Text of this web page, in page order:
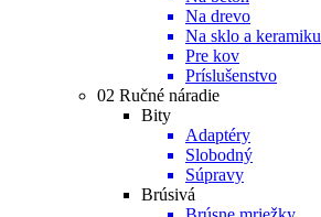
Na drevo
Na sklo a keramiku
Pre kov
Príslušenstvo
02 Ručné náradie
Bity
Adaptéry
Slobodný
Súpravy
Brúsivá